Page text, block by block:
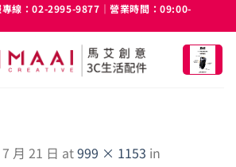
專線：02-2995-9877｜營業時間：09:00-
月 21 日 at999 × 1153 in